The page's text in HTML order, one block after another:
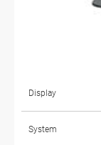
Display
System